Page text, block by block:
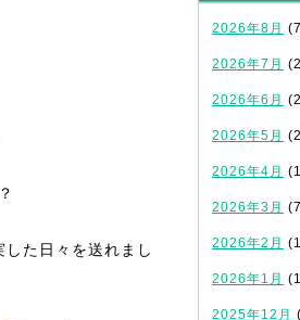
た日々を送れまし
2026年8月
2026年7月
2026年6月
2026年5月
2026年4月
2026年3月
2026年2月
2026年1月
2025年12月